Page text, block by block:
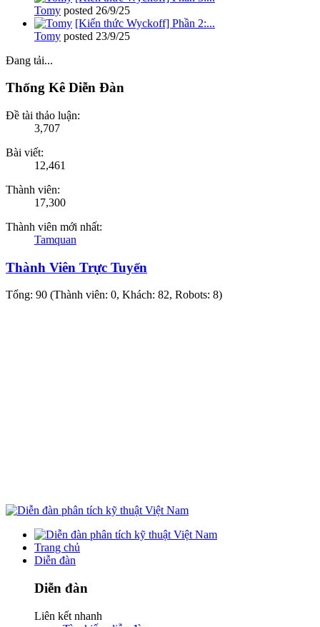
Tomy posted 26/9/25
[Kiến thức Wyckoff] Phần 2:...
Tomy posted 23/9/25
Đang tải...
Thống Kê Diễn Đàn
Đề tài thảo luận:
3,707
Bài viết:
12,461
Thành viên:
17,300
Thành viên mới nhất:
Tamquan
Thành Viên Trực Tuyến
Tổng: 90 (Thành viên: 0, Khách: 82, Robots: 8)
Trang chủ
Diễn đàn
Diễn đàn
Liên kết nhanh